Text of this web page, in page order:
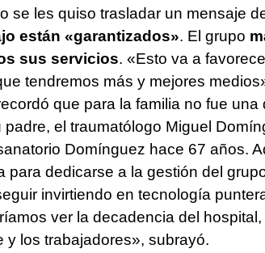
se les quiso trasladar un mensaje
están «garantizados». El grupo
sus servicios. «Esto va a
tendremos más y mejores
que para la familia no fue
el traumatólogo Miguel
Domínguez hace 67 años.
para dedicarse a la gestión del
invirtiendo en tecnología
ver la decadencia del
y los trabajadores», subrayó.